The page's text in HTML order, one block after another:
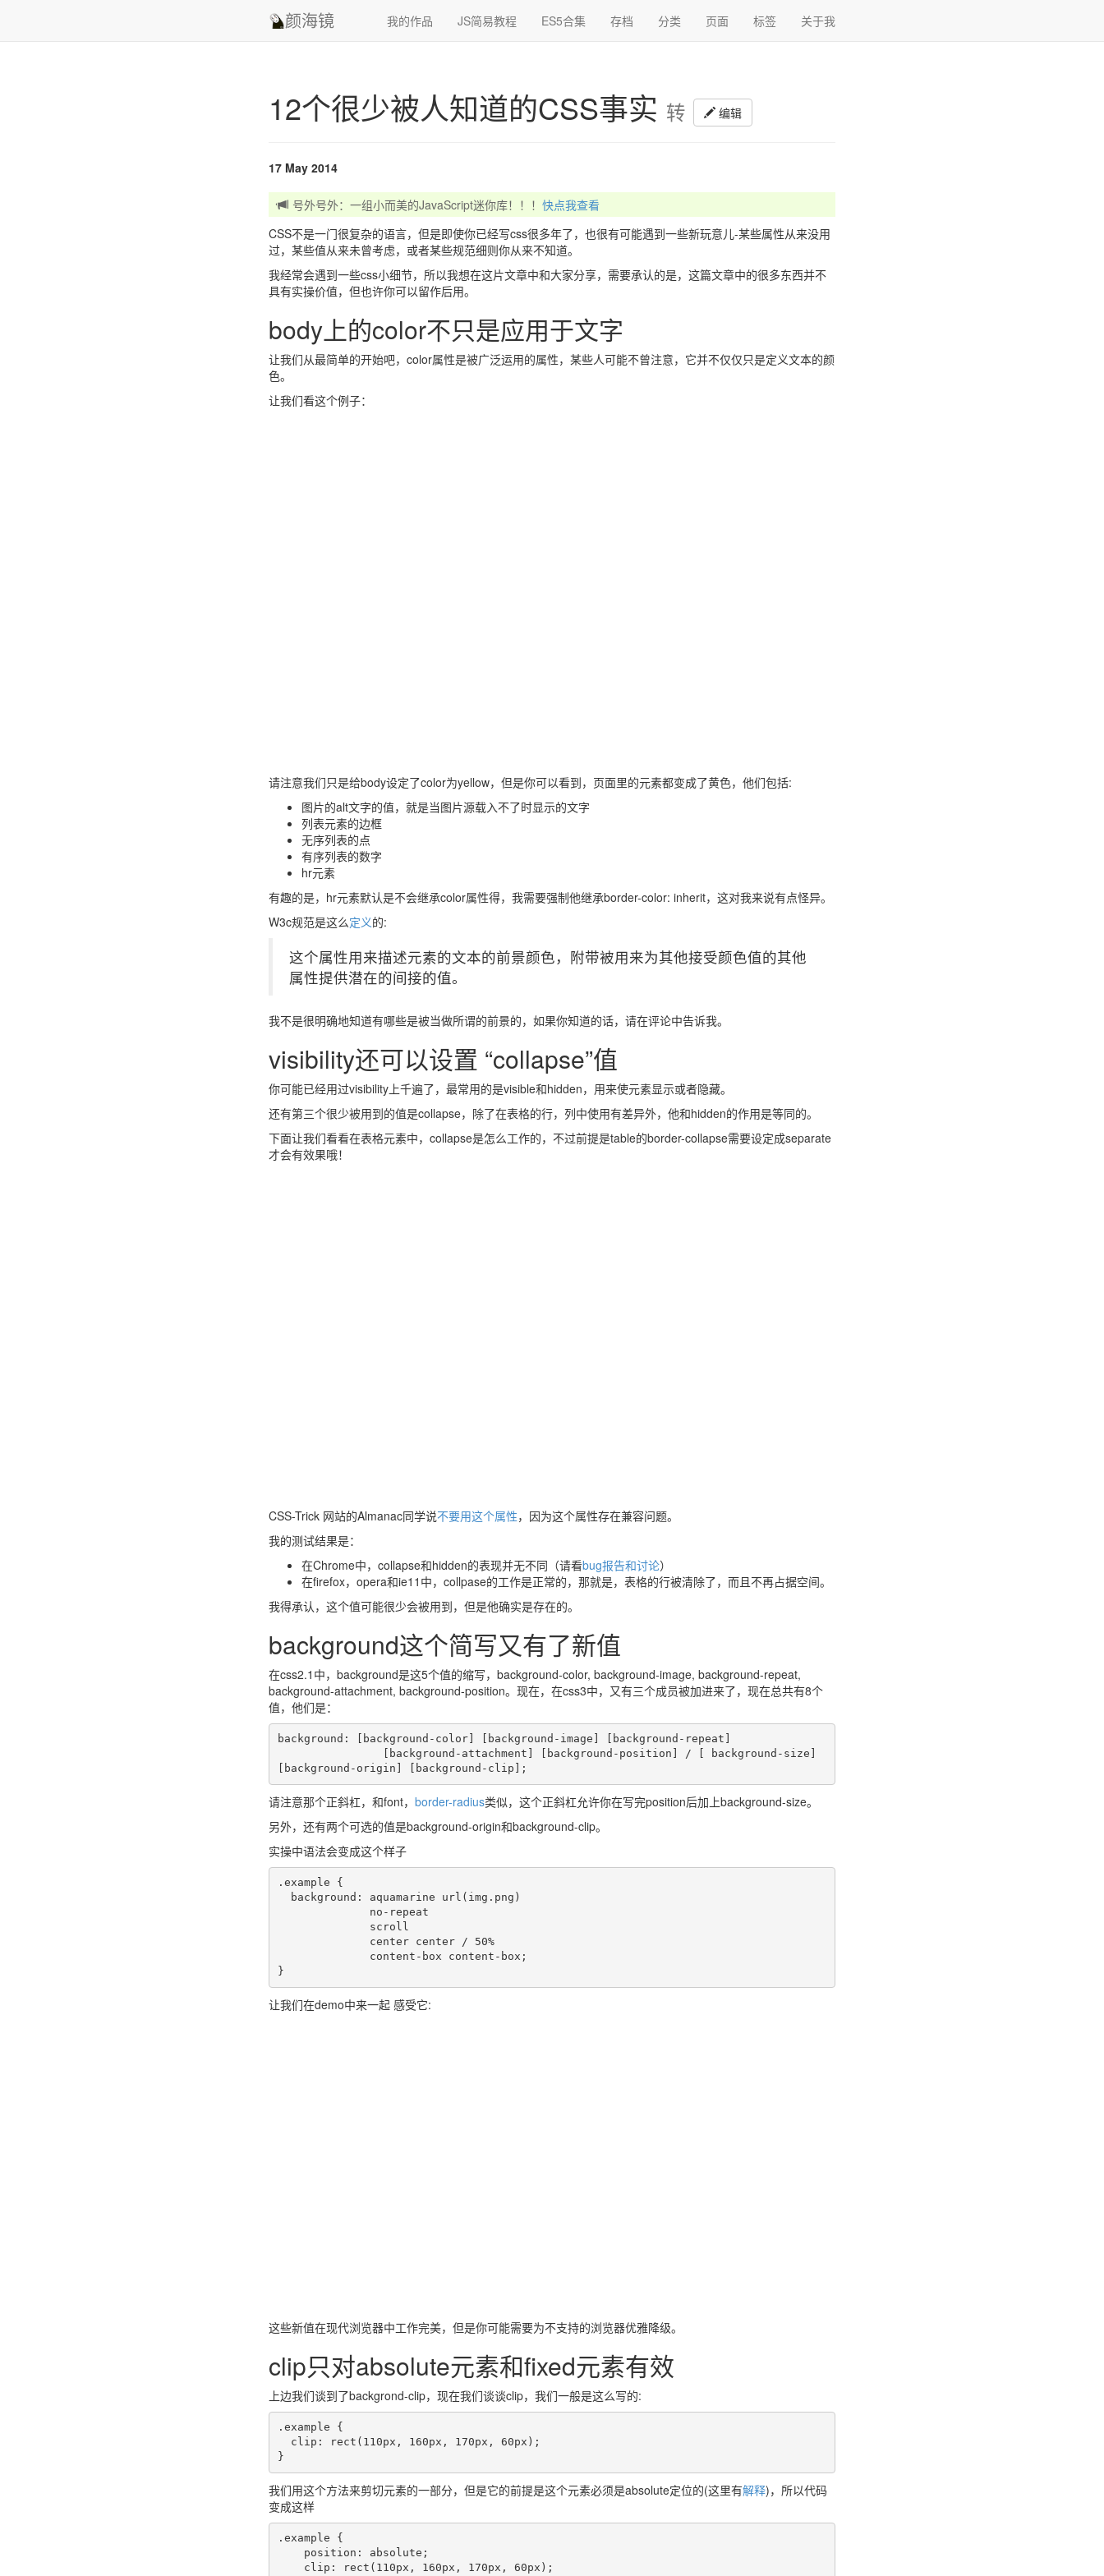
颜海镜 我的作品 JS简易教程 ES5合集 存档 分类 页面 标签 关于我
12个很少被人知道的CSS事实 转 编辑
17 May 2014
号外号外：一组小而美的JavaScript迷你库！！！ 快点我查看
CSS不是一门很复杂的语言，但是即使你已经写css很多年了，也很有可能遇到一些新玩意儿-某些属性从来没用
过，某些值从来未曾考虑，或者某些规范细则你从来不知道。
我经常会遇到一些css小细节，所以我想在这片文章中和大家分享，需要承认的是，这篇文章中的很多东西并不
具有实操价值，但也许你可以留作后用。
body上的color不只是应用于文字
让我们从最简单的开始吧，color属性是被广泛运用的属性，某些人可能不曾注意，它并不仅仅只是定义文本的颜
色。
让我们看这个例子：
请注意我们只是给body设定了color为yellow，但是你可以看到，页面里的元素都变成了黄色，他们包括:
图片的alt文字的值，就是当图片源载入不了时显示的文字
列表元素的边框
无序列表的点
有序列表的数字
hr元素
有趣的是，hr元素默认是不会继承color属性得，我需要强制他继承border-color: inherit，这对我来说有点怪异。
W3c规范是这么定义的:
这个属性用来描述元素的文本的前景颜色，附带被用来为其他接受颜色值的其他
属性提供潜在的间接的值。
我不是很明确地知道有哪些是被当做所谓的前景的，如果你知道的话，请在评论中告诉我。
visibility还可以设置 “collapse”值
你可能已经用过visibility上千遍了，最常用的是visible和hidden，用来使元素显示或者隐藏。
还有第三个很少被用到的值是collapse，除了在表格的行，列中使用有差异外，他和hidden的作用是等同的。
下面让我们看看在表格元素中，collapse是怎么工作的，不过前提是table的border-collapse需要设定成separate
才会有效果哦！
CSS-Trick 网站的Almanac同学说不要用这个属性，因为这个属性存在兼容问题。
我的测试结果是：
在Chrome中，collapse和hidden的表现并无不同（请看bug报告和讨论）
在firefox，opera和ie11中，collpase的工作是正常的，那就是，表格的行被清除了，而且不再占据空间。
我得承认，这个值可能很少会被用到，但是他确实是存在的。
background这个简写又有了新值
在css2.1中，background是这5个值的缩写，background-color, background-image, background-repeat,
background-attachment, background-position。现在，在css3中，又有三个成员被加进来了，现在总共有8个
值，他们是：
background: [background-color] [background-image] [background-repeat]
请注意那个正斜杠，和font， border-radius类似，这个正斜杠允许你在写完position后加上background-size。
另外，还有两个可选的值是background-origin和background-clip。
实操中语法会变成这个样子
.example {
让我们在demo中来一起 感受它:
这些新值在现代浏览器中工作完美，但是你可能需要为不支持的浏览器优雅降级。
clip只对absolute元素和fixed元素有效
上边我们谈到了backgrond-clip，现在我们谈谈clip，我们一般是这么写的:
.example {
我们用这个方法来剪切元素的一部分，但是它的前提是这个元素必须是absolute定位的(这里有解释)，所以代码
变成这样
.example {